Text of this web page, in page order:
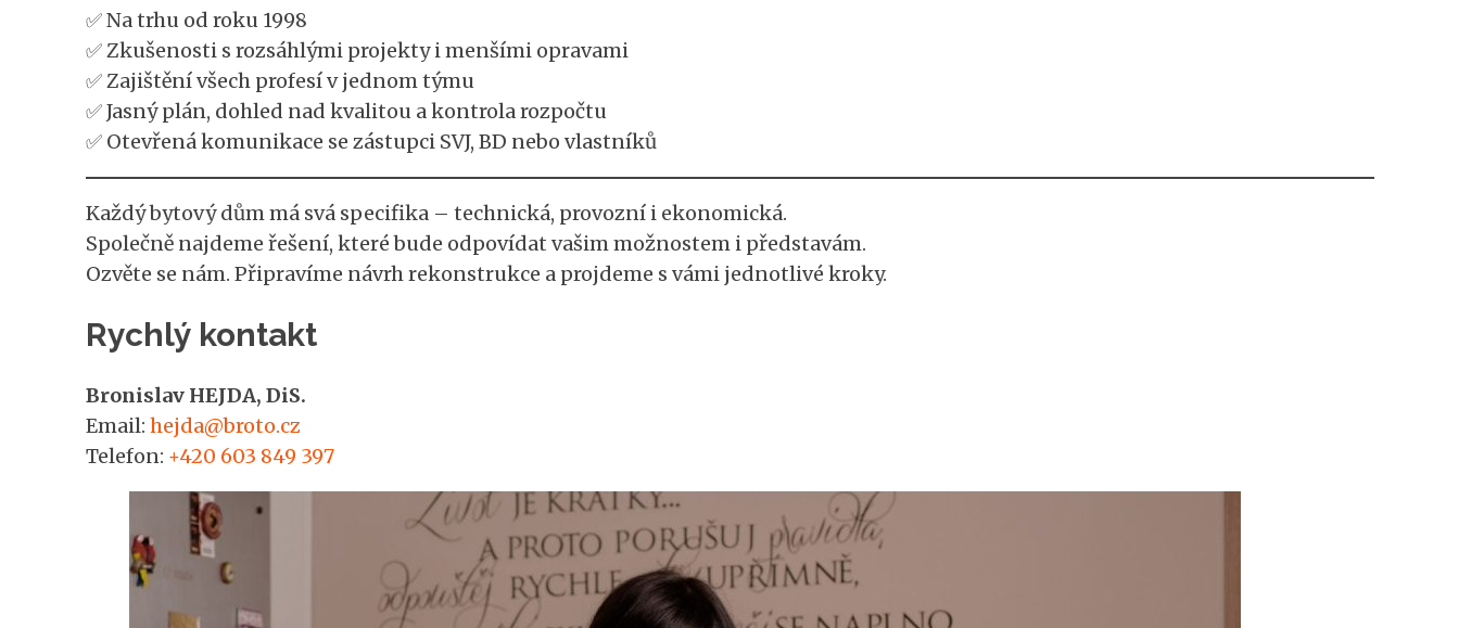
✅ Na trhu od roku 1998
✅ Zkušenosti s rozsáhlými projekty i menšími opravami
✅ Zajištění všech profesí v jednom týmu
✅ Jasný plán, dohled nad kvalitou a kontrola rozpočtu
✅ Otevřená komunikace se zástupci SVJ, BD nebo vlastníků
Každý bytový dům má svá specifika – technická, provozní i ekonomická.
Společně najdeme řešení, které bude odpovídat vašim možnostem i představám.
Ozvěte se nám. Připravíme návrh rekonstrukce a projdeme s vámi jednotlivé kroky.
Rychlý kontakt
Bronislav HEJDA, DiS.
Email: hejda@broto.cz
Telefon: +420 603 849 397